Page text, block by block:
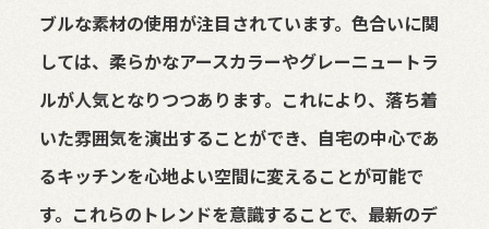
ブルな素材の使用が注目されています。色合いに関
しては、柔らかなアースカラーやグレーニュートラ
ルが人気となりつつあります。これにより、落ち着
いた雰囲気を演出することができ、自宅の中心であ
るキッチンを心地よい空間に変えることが可能で
す。これらのトレンドを意識することで、最新のデ